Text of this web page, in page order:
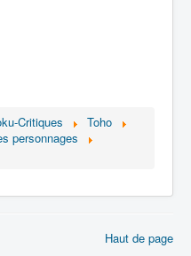
Critiques
Toho
personnages
Haut de page